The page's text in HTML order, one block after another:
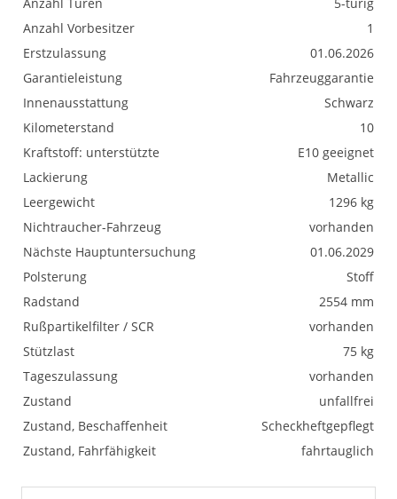
Anzahl Vorbesitzer
1
Erstzulassung
01.06.2026
Garantieleistung
Fahrzeuggarantie
Innenausstattung
Schwarz
Kilometerstand
10
Kraftstoff: unterstützte
E10 geeignet
Lackierung
Metallic
Leergewicht
1296 kg
Nichtraucher-Fahrzeug
vorhanden
Nächste Hauptuntersuchung
01.06.2029
Polsterung
Stoff
Radstand
2554 mm
Rußpartikelfilter / SCR
vorhanden
Stützlast
75 kg
Tageszulassung
vorhanden
Zustand
unfallfrei
Zustand, Beschaffenheit
Scheckheftgepflegt
Zustand, Fahrfähigkeit
fahrtauglich